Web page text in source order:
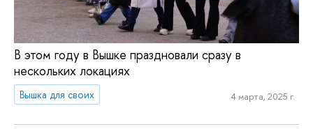
В этом году в Вышке праздновали сразу в
нескольких локациях
Вышка для своих 4 марта, 2025 г.